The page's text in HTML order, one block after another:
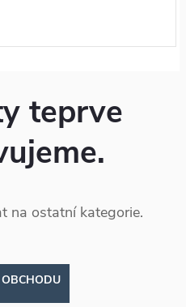
teprve
na ostatní kategorie.